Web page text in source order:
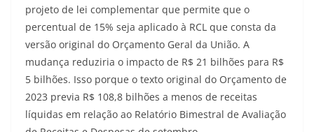
projeto de lei complementar que permite que o
percentual de 15% seja aplicado à RCL que consta da
versão original do Orçamento Geral da União. A
mudança reduziria o impacto de R$ 21 bilhões para R$
5 bilhões. Isso porque o texto original do Orçamento de
2023 previa R$ 108,8 bilhões a menos de receitas
líquidas em relação ao Relatório Bimestral de Avaliação